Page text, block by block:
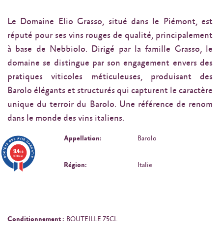
Le Domaine Elio Grasso, situé dans le Piémont, est
réputé pour ses vins rouges de qualité, principalement
à base de Nebbiolo. Dirigé par la famille Grasso, le
domaine se distingue par son engagement envers des
pratiques viticoles méticuleuses, produisant des
Barolo élégants et structurés qui capturent le caractère
unique du terroir du Barolo. Une référence de renom
dans le monde des vins italiens.
Appellation: Barolo
Région: Italie
Conditionnement : BOUTEILLE 75CL
9.4/10
3638 avis